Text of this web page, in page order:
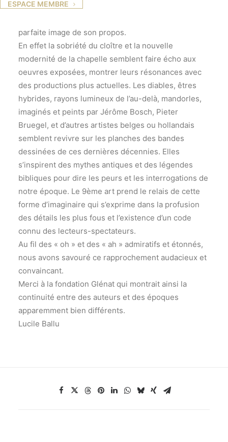
ESPACE MEMBRE
de Caroline Champetier de Ribes.
parfaite image de son propos.
En effet la sobriété du cloître et la nouvelle
modernité de la chapelle semblent faire écho aux
oeuvres exposées, montrer leurs résonances avec
des productions plus actuelles. Les diables, êtres
hybrides, rayons lumineux de l’au-delà, mandorles,
imaginés et peints par Jérôme Bosch, Pieter
Bruegel, et d’autres artistes belges ou hollandais
semblent revivre sur les planches des bandes
dessinées de ces dernières décennies. Elles
s’inspirent des mythes antiques et des légendes
bibliques pour dire les peurs et les interrogations de
notre époque. Le 9ème art prend le relais de cette
forme d’imaginaire qui s’exprime dans la profusion
des détails les plus fous et l’existence d’un code
connu des lecteurs-spectateurs.
Au fil des « oh » et des « ah » admiratifs et étonnés,
nous avons savouré ce rapprochement audacieux et
convaincant.
Merci à la fondation Glénat qui montrait ainsi la
continuité entre des auteurs et des époques
apparemment bien différents.
Lucile Ballu